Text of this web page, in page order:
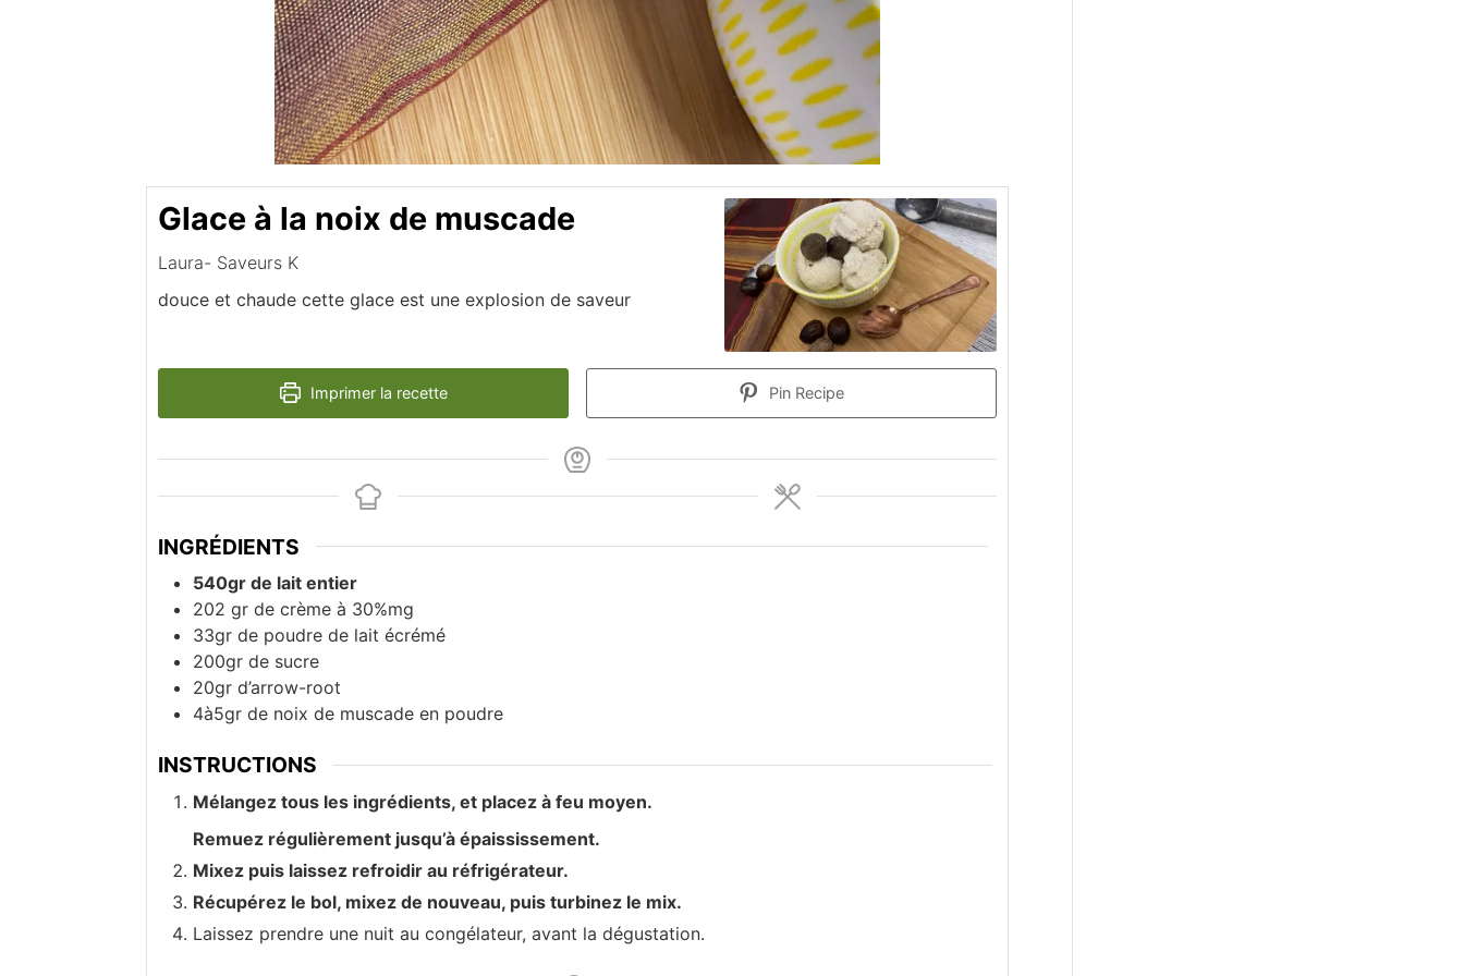
Glace à la noix de muscade
Laura- Saveurs K
douce et chaude cette glace est une explosion de saveur
Imprimer la recette Pin Recipe
INGRÉDIENTS
540gr de lait entier
202 gr de crème à 30%mg
33gr de poudre de lait écrémé
200gr de sucre
20gr d’arrow-root
4à5gr de noix de muscade en poudre
INSTRUCTIONS
Mélangez tous les ingrédients, et placez à feu moyen.
Remuez régulièrement jusqu’à épaississement.
Mixez puis laissez refroidir au réfrigérateur.
Récupérez le bol, mixez de nouveau, puis turbinez le mix.
Laissez prendre une nuit au congélateur, avant la dégustation.